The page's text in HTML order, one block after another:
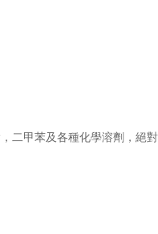
二甲苯及各種化學溶劑，絕